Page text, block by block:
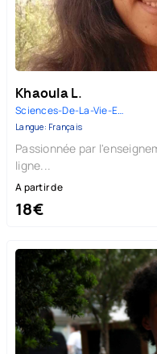
Khaoula L.
Sciences-De-La-Vie-Et-De-La-Te...
Langue: Français
Passionnée par
ligne...
A partir de
18€